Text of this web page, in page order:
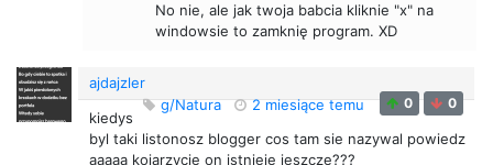
No nie, ale jak twoja babcia kliknie "x" na
windowsie to zamknię program. XD
ajdajzler
g/Natura
2 miesiące temu 0 0
kiedys
byl taki listonosz blogger cos tam sie nazywal powiedz
aaaaa kojarzycie on istnieje jeszcze???